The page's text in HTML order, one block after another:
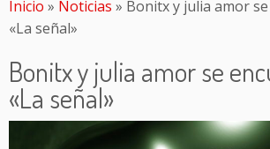
Inicio » Noticias » Bonitx y julia amor
«La señal»
Bonitx y julia amor se
«La señal»